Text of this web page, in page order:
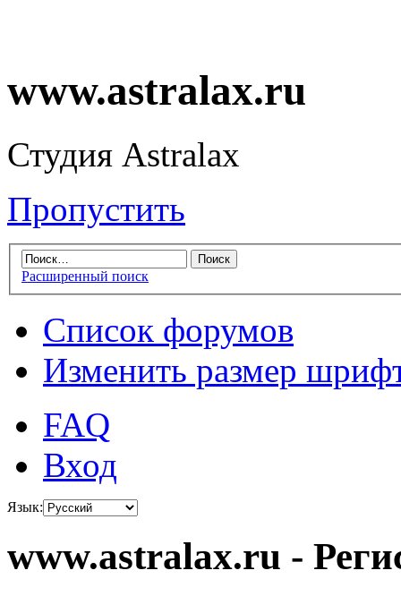
www.astralax.ru
Студия Astralax
Пропустить
Расширенный поиск
Список форумов
Изменить размер
FAQ
Вход
Язык:
www.astralax.ru -